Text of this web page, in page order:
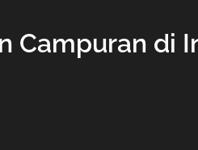
Campuran di